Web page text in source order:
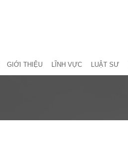
GIỚI THIỆU LĨNH VỰC LUẬT SƯ